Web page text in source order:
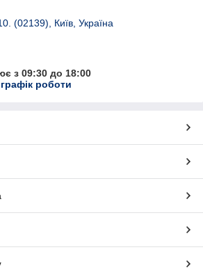
(02139), Київ, Україна
з 09:30 до 18:00
роботи